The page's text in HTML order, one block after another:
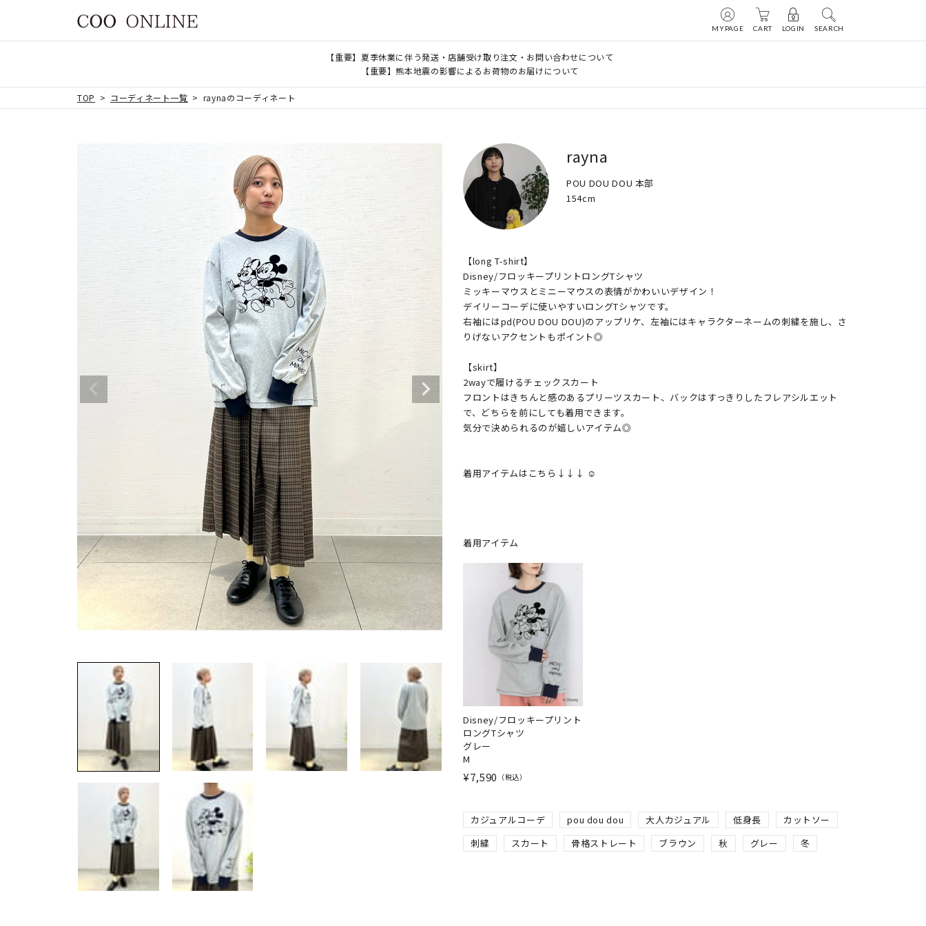
MYPAGE CART LOGIN SEARCH
【重要】夏季休業に伴う発送・店舗受け取り注文・お問い合わせについて
【重要】熊本地震の影響によるお荷物のお届けについて
TOP コーディネート一覧 raynaのコーディネート
rayna
POU DOU DOU 本部
154cm
【long T-shirt】
Disney/フロッキープリントロングTシャツ
ミッキーマウスとミニーマウスの表情がかわいいデザイン！
デイリーコーデに使いやすいロングTシャツです。
右袖にはpd(POU DOU DOU)のアップリケ、左袖にはキャラクターネームの刺繍を施し、さ
りげないアクセントもポイント◎
【skirt】
2wayで履けるチェックスカート
フロントはきちんと感のあるプリーツスカート、バックはすっきりしたフレアシルエット
で、どちらを前にしても着用できます。
気分で決められるのが嬉しいアイテム◎
着用アイテムはこちら↓↓↓ ☺︎
着用アイテム
Disney/フロッキープリント
ロングTシャツ
グレー
M
¥7,590 税込
カジュアルコーデ pou dou dou 大人カジュアル 低身長
カットソー
刺繍
スカート 骨格ストレート ブラウン 秋 グレー 冬